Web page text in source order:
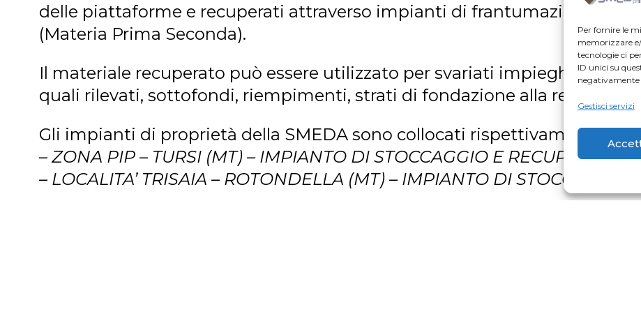
Per fornire le
memorizzare
tecnologie ci
ID unici su
negativamente
Gestisci servizi
delle piattaforme e recuperati attraverso impianti di frantumazione, che
(Materia Prima Seconda).
Il materiale recuperato può essere utilizzato per svariati impieghi: dalla
quali rilevati, sottofondi, riempimenti, strati di fondazione alla
Gli impianti di proprietà della SMEDA sono collocati rispettivamente:
– ZONA PIP – TURSI (MT) – IMPIANTO DI STOCCAGGIO E RECUPERO
– LOCALITA’ TRISAIA – ROTONDELLA (MT) – IMPIANTO DI STOCCAGGIO